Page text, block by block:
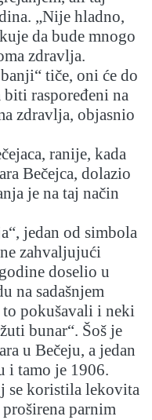
„Nije hladno,
da bude mnogo
zdravlja.
tiče, oni će do
raspoređeni na
zdravlja, objasnio
ranije, kada
Bečejca, dolazio
je na taj način
jedan od simbola
zahvaljujući
doselio u
na sadašnjem
to pokušavali i neki
bunar“. Šoš je
u Bečeju, a jedan
i tamo je 1906.
se koristila lekovita
parnim